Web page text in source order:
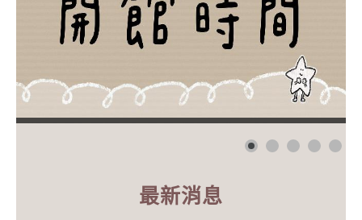
Turnitin 原創比對
Wass國家圖書館學位論文相似檢測輔助系統
自學服務
最新消息